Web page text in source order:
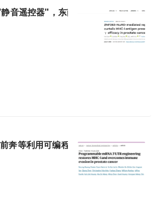
音遥控器"，东南大学许斌等发现
奔等利用可编程mRNA 3’UTR工程恢复